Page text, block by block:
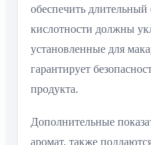
обеспечить
кислотности должны
установленные для
гарантирует
продукта.
Дополнительные
аромат, также